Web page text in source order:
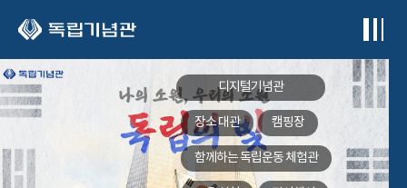
디지털기념관
장소 대관 캠핑장
함께하는독립운동 체험관